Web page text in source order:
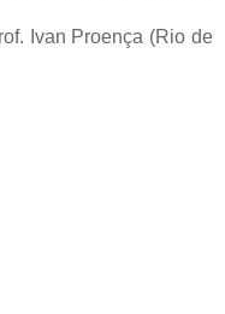
Ivan Proença (Rio de